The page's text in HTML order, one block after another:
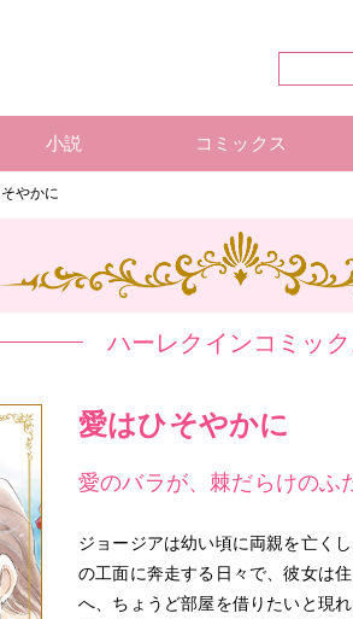
小説 コミックス
やかに
ハーレクインコミック
愛はひそやかに
愛のバラが、棘だらけの
ジョージアは幼い頃に両親を亡く
の工面に奔走する日々で、彼女は
へ、ちょうど部屋を借りたいと現